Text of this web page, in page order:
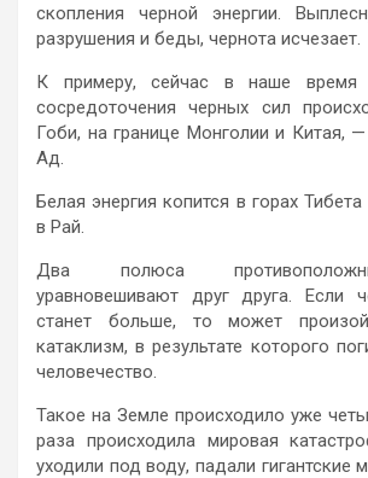
скопления черной энергии.
разрушения и беды, чернота исчезает.
К примеру, сейчас в наше время
сосредоточения черных сил
Гоби, на границе Монголии и Китая,
Ад.
Белая энергия копится в горах
в Рай.
Два полюса
уравновешивают друг друга. Если
станет больше, то может
катаклизм, в результате которого
человечество.
Такое на Земле происходило уже
раза происходила мировая
уходили под воду, падали гигантские